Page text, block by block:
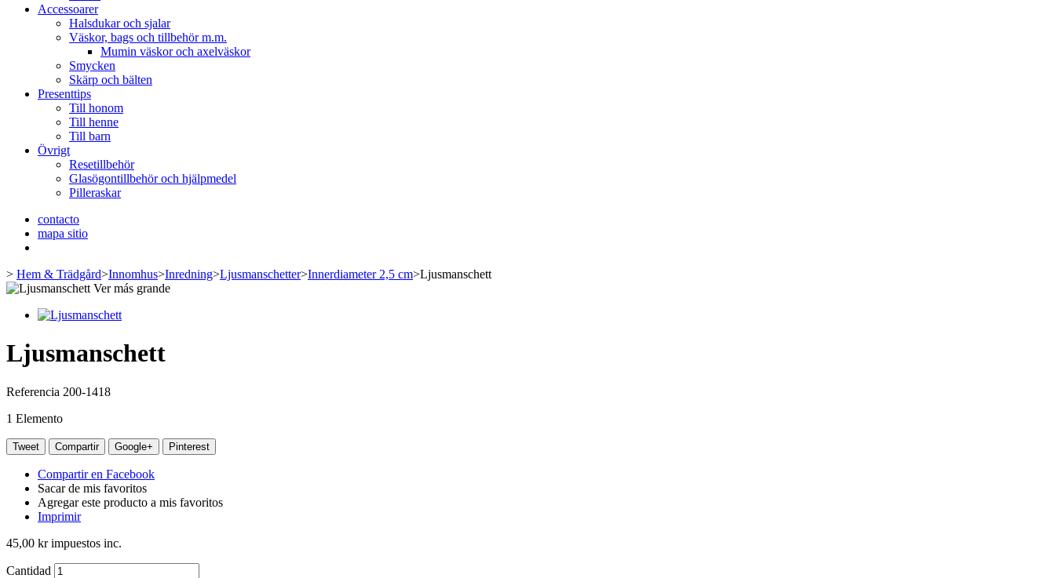
Accessoarer
Halsdukar och sjalar
Väskor, bags och tillbehör m.m.
Mumin väskor och axelväskor
Smycken
Skärp och bälten
Presenttips
Till honom
Till henne
Till barn
Övrigt
Resetillbehör
Glasögontillbehör och hjälpmedel
Pilleraskar
contacto
mapa sitio
> Hem & Trädgård>Innomhus>Inredning>Ljusmanschetter>Innerdiameter 2,5 cm>Ljusmanschett
Ver más grande
Ljusmanschett
Referencia 200-1418
1 Elemento
Tweet Compartir Google+ Pinterest
Compartir en Facebook
Sacar de mis favoritos
Agregar este producto a mis favoritos
Imprimir
45,00 krimpuestos inc.
Cantidad